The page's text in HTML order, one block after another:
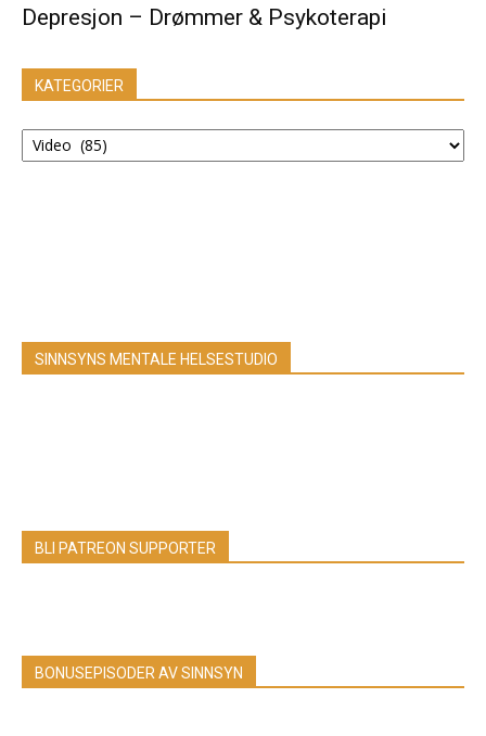
Depresjon – Drømmer & Psykoterapi
KATEGORIER
KATEGORIER
SINNSYNS MENTALE HELSESTUDIO
BLI PATREON SUPPORTER
BONUSEPISODER AV SINNSYN